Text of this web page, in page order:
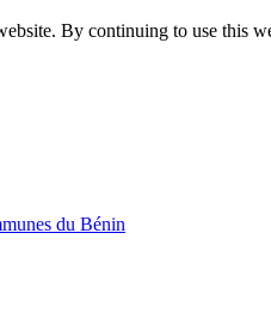
By continuing to use this